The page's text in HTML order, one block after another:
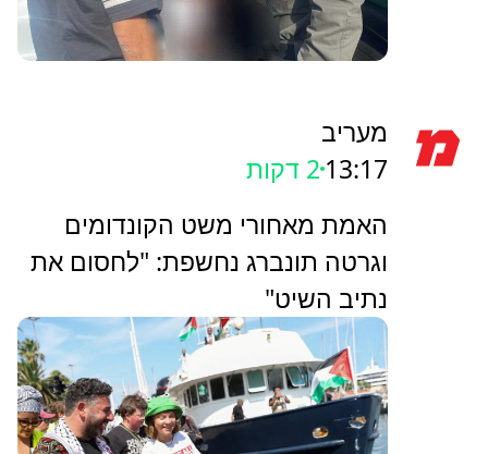
מעריב
13:17 2 דקות
האמת מאחורי משט הקונדומים
וגרטה תונברג נחשפת: "לחסום את
נתיב השיט"